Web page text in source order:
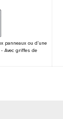
panneaux ou d’une
Avec griffes de